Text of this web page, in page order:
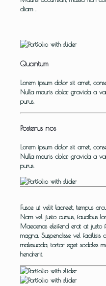
diam .
Quantum
Lorem ipsum dolor sit amet,
Nulla mauris dolor, gravida a
purus.
Posterus nos
Lorem ipsum dolor sit amet,
Nulla mauris dolor, gravida a
purus.
Fusce ut velit laoreet, tempus
Nam vel justo cursus, faucibus
Maecenas eleifend erat at
magna. Suspendisse vel
malesuada, tortor eget sodales
hendrerit.